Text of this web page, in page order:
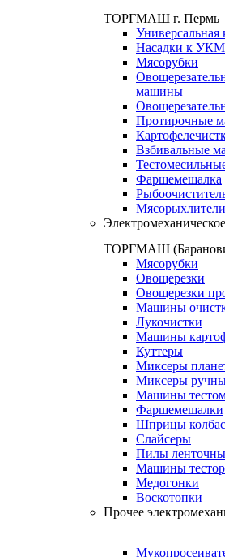
ТОРГМАШ г. Пермь
Насадки к УКМ
Мясорубки
машины
Протирочные
Взбивальные
Фаршемешалка
Мясорыхлители
ТОРГМАШ
Мясорубки
Овощерезки
Овощерезки
Машины
Лукочистки
Машины
Куттеры
Миксеры
Миксеры
Машины
Фаршемешалки
Шприцы
Слайсеры
Пилы
Машины
Медогонки
Воскотопки
Прочее